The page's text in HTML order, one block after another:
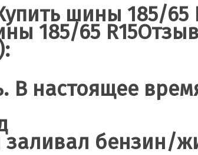
шины 185/65
185/65
В настоящее
заливал бензин/